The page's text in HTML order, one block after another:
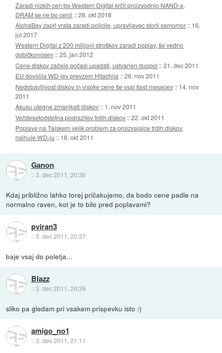
Zaradi nizkih cen bo Western Digital krčil proizvodnjo NAND-a,
DRAM se ne bo cenil ::28. okt 2018
AlphaBay zaprl vrata zaradi policije, upravljavec storil samomor :: 16.
jul 2017
Western Digital z 200 milijoni stroškov zaradi poplav, še vedno
dobičkonosen ::25. jan 2012
Cene diskov začele počasi upadati, ustvarjen duopol ::21. dec 2011
EU dovolila WD-jev prevzem Hitachija ::26. nov 2011
Nedobavljivost diskov in visoke cene še vsaj šest mesecev :: 14. nov
2011
Asusu utegne zmanjkati diskov :: 1. nov 2011
Večdesetodstotna podražitev trdih diskov ::22. okt 2011
Poplave na Tajskem velik problem za proizvajalce trdih diskov,
najhuje WD-ju :: 18. okt 2011
Ganon
::3. dec 2011, 20:36
Kdaj približno lahko torej pričakujemo, da bodo cene padle na
normalno raven, kot je to bilo pred poplavami?
pviran3
::3. dec 2011, 20:37
baje vsaj do poletja...
Blazz
::3. dec 2011, 20:39
sliko pa gledam pri vsakem prispevku isto :)
amigo_no1
::3. dec 2011, 21:11